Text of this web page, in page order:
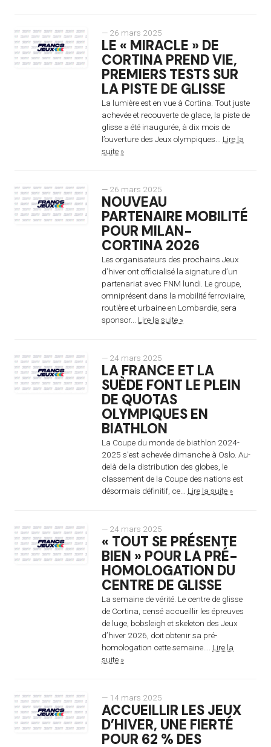
— 26 mars 2025
LE « MIRACLE » DE
CORTINA PREND VIE,
PREMIERS TESTS SUR
LA PISTE DE GLISSE
La lumière est en vue à Cortina. Tout juste
achevée et recouverte de glace, la piste de
glisse a été inaugurée, à dix mois de
l’ouverture des Jeux olympiques... Lire la
suite »
— 26 mars 2025
NOUVEAU
PARTENAIRE MOBILITÉ
POUR MILAN-
CORTINA 2026
Les organisateurs des prochains Jeux
d’hiver ont officialisé la signature d’un
partenariat avec FNM lundi. Le groupe,
omniprésent dans la mobilité ferroviaire,
routière et urbaine en Lombardie, sera
sponsor... Lire la suite »
— 24 mars 2025
LA FRANCE ET LA
SUÈDE FONT LE PLEIN
DE QUOTAS
OLYMPIQUES EN
BIATHLON
La Coupe du monde de biathlon 2024-
2025 s’est achevée dimanche à Oslo. Au-
delà de la distribution des globes, le
classement de la Coupe des nations est
désormais définitif, ce... Lire la suite »
— 24 mars 2025
« TOUT SE PRÉSENTE
BIEN » POUR LA PRÉ-
HOMOLOGATION DU
CENTRE DE GLISSE
La semaine de vérité. Le centre de glisse
de Cortina, censé accueillir les épreuves
de luge, bobsleigh et skeleton des Jeux
d’hiver 2026, doit obtenir sa pré-
homologation cette semaine.... Lire la
suite »
— 14 mars 2025
ACCUEILLIR LES JEUX
D’HIVER, UNE FIERTÉ
POUR 62 % DES